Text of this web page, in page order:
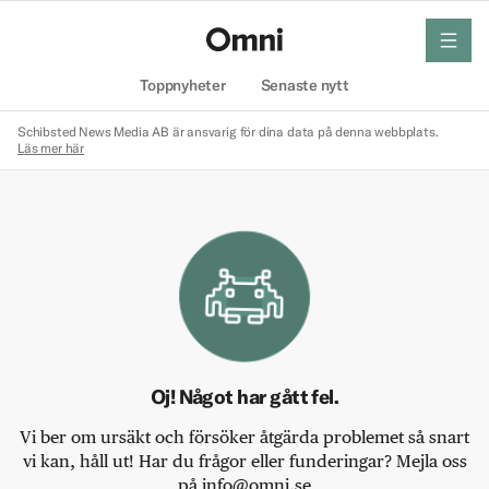
Toppnyheter Senaste nytt
meny
Schibsted News Media AB är ansvarig för dina data på denna webbplats.
Läs mer här
Oj! Något har gått fel.
Vi ber om ursäkt och försöker åtgärda problemet så snart
vi kan, håll ut! Har du frågor eller funderingar? Mejla oss